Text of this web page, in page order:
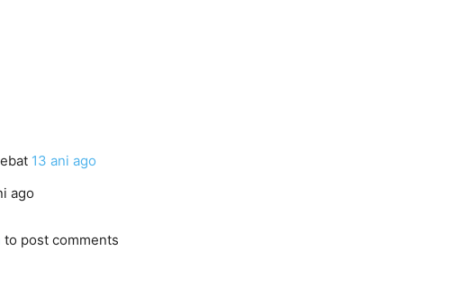
13 ani ago
ago
to post comments